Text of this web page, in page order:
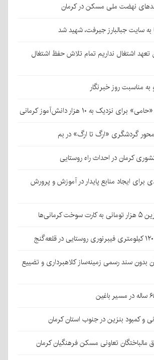
سایت جبالبارز جیرفت، شهید شد
اشتغال نداریم تمام تلاش حفظ اشتغال
به مناسبت روز خبرنگار
به ۱۰ هزار دانش‌آموز کرمانی
گردشگری «ارگ تا ارگ» در بم
کرمان در احداث راه روستایی
برای ایجاد منابع پایدار در آموزش و پرورش
سند رسمی زمینه‌ساز کلاهبرداری و تضییع
و کمبود بنزین در جنوب استان کرمان
تعاونی مسکن فرهنگیان کرمان